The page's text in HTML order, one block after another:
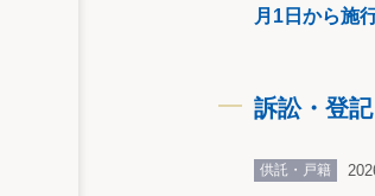
月1日から施行
訴訟・登記
供託・戸籍